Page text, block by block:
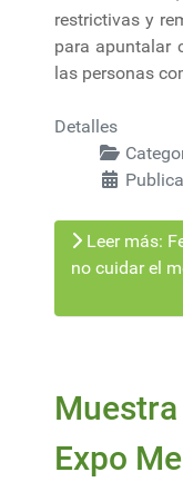
restrictivas y
para apuntalar
las personas
Detalles
Leer más:
no cuidar el
Expo